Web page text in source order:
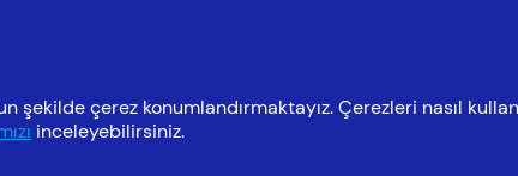
çerez konumlandırmaktayız. Çerezleri nasıl
inceleyebilirsiniz.